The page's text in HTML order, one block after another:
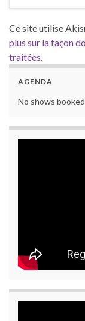
Ce site utilise
plus sur la façon
traitées.
AGENDA
No shows